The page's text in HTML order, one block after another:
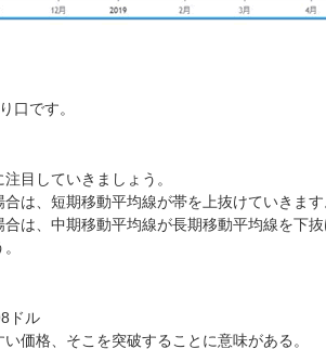
口です。
目していきましょう。
合は、短期移動平均線が帯を上抜けていきま
合は、中期移動平均線が長期移動平均線を下
ドル
価格、そこを突破することに意味がある。